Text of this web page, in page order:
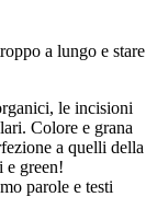
a lungo e stare
le incisioni
Colore e grana
a quelli della
e green!
parole e testi